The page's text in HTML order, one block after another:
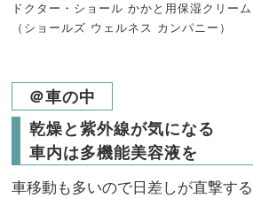
ドクター・ショール かかと用保湿クリー
（ショールズ ウェルネス カンパニー）
＠車の中
乾燥と紫外線が気になる
車内は多機能美容液を
車移動も多いので日差しが直撃す